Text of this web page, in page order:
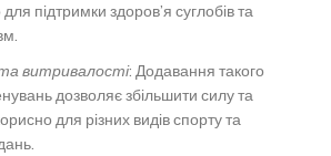
підтримки здоров’я суглобів та
витривалості: Додавання такого
дозволяє збільшити силу та
для різних видів спорту та